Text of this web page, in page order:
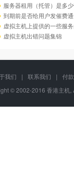
服务器租用（托管）是多
到期前是否给用户发催费
虚拟主机上提供的一些服
虚拟主机出错问题集锦
我们 | 联系我们 |
付
© 2002-2016 香港主